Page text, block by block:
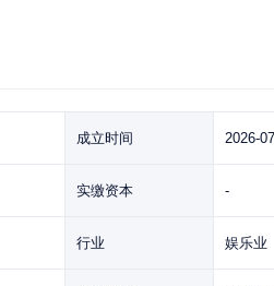
成立时间 2026-
实缴资本 -
行业 娱乐业